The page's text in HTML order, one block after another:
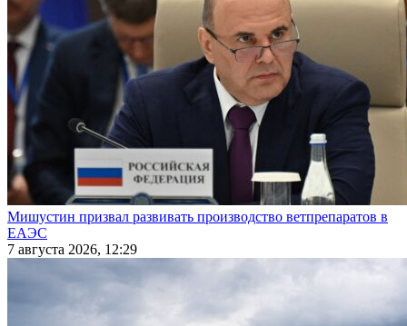
Мишустин призвал развивать производство ветпрепаратов в
ЕАЭС
7 августа 2026, 12:29